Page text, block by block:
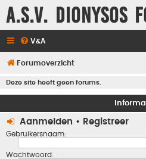
A.S.V. Dionysos
V&A
Forumoverzicht
Deze site heeft geen forums.
Aanmelden • Registreer
Gebruikersnaam:
Wachtwoord: